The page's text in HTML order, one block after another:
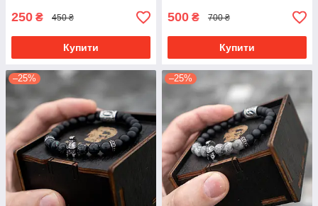
250 ₴ 450 ₴
Купити
500 ₴ 700 ₴
Купити
–25% –25%